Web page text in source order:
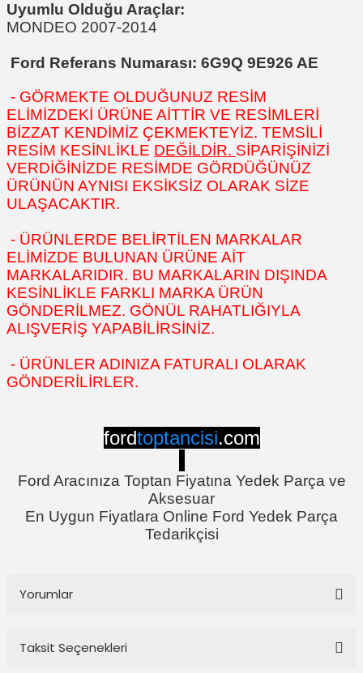
Uyumlu Olduğu Araçlar:
MONDEO 2007-2014
Ford Referans Numarası: 6G9Q 9E926 AE
- GÖRMEKTE OLDUĞUNUZ RESİM
ELİMİZDEKİ ÜRÜNE AİTTİR VE RESİMLERİ
BİZZAT KENDİMİZ ÇEKMEKTEYİZ. TEMSİLİ
RESİM KESİNLİKLE DEĞİLDİR. SİPARİŞİNİZİ
VERDİĞİNİZDE RESİMDE GÖRDÜĞÜNÜZ
ÜRÜNÜN AYNISI EKSİKSİZ OLARAK SİZE
ULAŞACAKTIR.
- ÜRÜNLERDE BELİRTİLEN MARKALAR
ELİMİZDE BULUNAN ÜRÜNE AİT
MARKALARIDIR. BU MARKALARIN DIŞINDA
KESİNLİKLE FARKLI MARKA ÜRÜN
GÖNDERİLMEZ. GÖNÜL RAHATLIĞIYLA
ALIŞVERİŞ YAPABİLİRSİNİZ.
- ÜRÜNLER ADINIZA FATURALI OLARAK
GÖNDERİLİRLER.
fordtoptancisi.com
Ford Aracınıza Toptan Fiyatına Yedek Parça ve
Aksesuar
En Uygun Fiyatlara Online Ford Yedek Parça
Tedarikçisi
Yorumlar
Taksit Seçenekleri